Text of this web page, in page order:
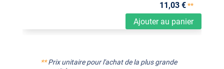
Ajouter au panier
11 ,03 €**
**Prix unitaire pour l'achat de la plus grande